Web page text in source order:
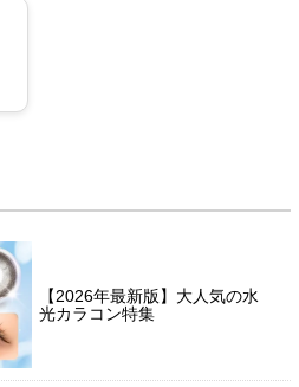
【2026年最新版】大人気の水
光カラコン特集